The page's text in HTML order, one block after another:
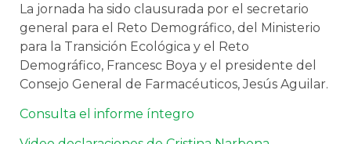
La jornada ha sido clausurada por el secretario
general para el Reto Demográfico, del Ministerio
para la Transición Ecológica y el Reto
Demográfico, Francesc Boya y el presidente del
Consejo General de Farmacéuticos, Jesús Aguilar.
Consulta el informe íntegro